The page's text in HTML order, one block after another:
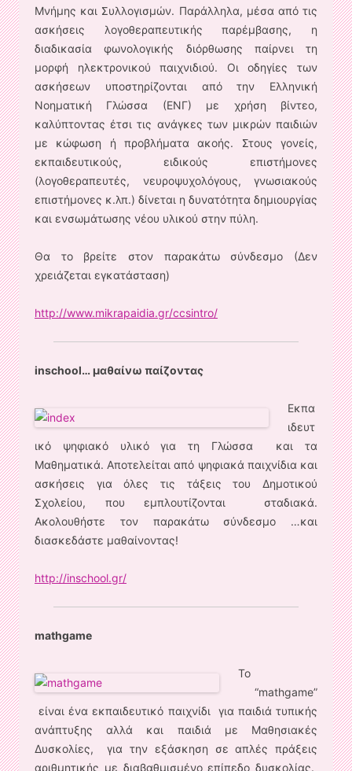
Μνήμης και Συλλογισμών. Παράλληλα, μέσα από τις
ασκήσεις λογοθεραπευτικής παρέμβασης, η
διαδικασία φωνολογικής διόρθωσης παίρνει τη
μορφή ηλεκτρονικού παιχνιδιού. Οι οδηγίες των
ασκήσεων υποστηρίζονται από την Ελληνική
Νοηματική Γλώσσα (ΕΝΓ) με χρήση βίντεο,
καλύπτοντας έτσι τις ανάγκες των μικρών παιδιών
με κώφωση ή προβλήματα ακοής. Στους γονείς,
εκπαιδευτικούς, ειδικούς επιστήμονες
(λογοθεραπευτές, νευροψυχολόγους, γνωσιακούς
επιστήμονες κ.λπ.) δίνεται η δυνατότητα δημιουργίας
και ενσωμάτωσης νέου υλικού στην πύλη.
Θα το βρείτε στον παρακάτω σύνδεσμο (Δεν
χρειάζεται εγκατάσταση)
http://www.mikrapaidia.gr/ccsintro/
inschool… μαθαίνω παίζοντας
Εκπα
ιδευτ
ικό ψηφιακό υλικό για τη Γλώσσα και τα
Μαθηματικά. Αποτελείται από ψηφιακά παιχνίδια και
ασκήσεις για όλες τις τάξεις του Δημοτικού
Σχολείου, που εμπλουτίζονται σταδιακά.
Ακολουθήστε τον παρακάτω σύνδεσμο …και
διασκεδάστε μαθαίνοντας!
http://inschool.gr/
mathgame
Το
“mathgame”
είναι ένα εκπαιδευτικό παιχνίδι για παιδιά τυπικής
ανάπτυξης αλλά και παιδιά με Μαθησιακές
Δυσκολίες, για την εξάσκηση σε απλές πράξεις
αριθμητικής με διαβαθμισμένο επίπεδο δυσκολίας.